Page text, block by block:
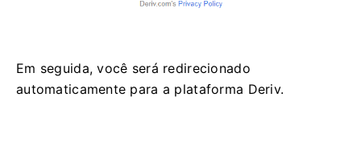
Em seguida, você será redirecionado
automaticamente para a plataforma Deriv.